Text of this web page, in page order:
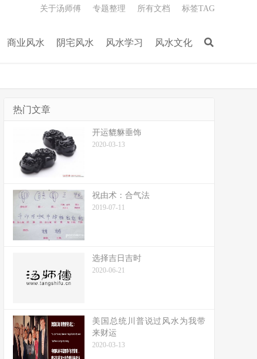
商业风水 阴宅风水 风水学习 风水文化
关于汤师傅 专题整理 所有文档 标签TAG
热门文章
开运貔貅垂饰
2020-03-13
祝由术：合气法
2019-07-11
选择吉日吉时
2020-06-21
美国总统川普说过风水为我带
来财运
2020-03-13